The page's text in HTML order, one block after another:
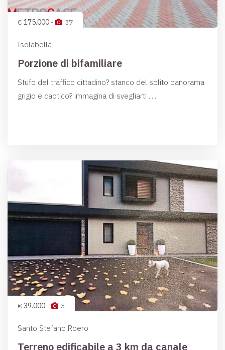
€ 175.000 - 37
Isolabella
Porzione di bifamiliare
Stufo del traffico cittadino? stanco del solito panorama
grigio e caotico? immagina di svegliarti .....
€ 39.000 - 3
Santo Stefano Roero
Terreno edificabile a 3 km da canale